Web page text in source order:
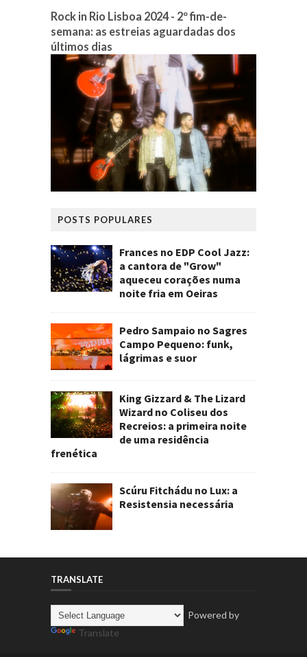
Rock in Rio Lisboa 2024 - 2º fim-de-
semana: as estreias aguardadas dos
últimos dias
POSTS POPULARES
Frances no EDP Cool Jazz:
a cantora de "Grow"
aqueceu corações numa
noite fria em Oeiras
Pedro Sampaio no Sagres
Campo Pequeno: funk,
lágrimas e suor
King Gizzard & The Lizard
Wizard no Coliseu dos
Recreios: a primeira noite
de uma residência
frenética
Scúru Fitchádu no Lux: a
Resistensia necessária
TRANSLATE
Powered by
Translate